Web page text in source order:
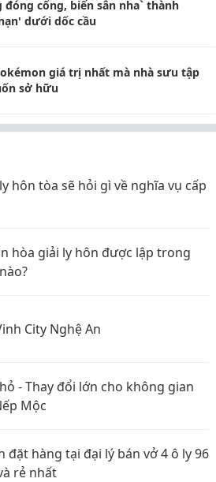
đóng cổng, biến sân nha` thành
dưới dốc cầu
giá trị nhất mà nhà sưu tập
sở hữu
hôn tòa sẽ hỏi gì về nghĩa vụ cấp
hòa giải ly hôn được lập trong
City Nghệ An
- Thay đổi lớn cho không gian
Mộc
đặt hàng tại đại lý bán vở 4 ô ly 96
rẻ nhất